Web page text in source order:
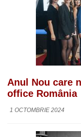
Anul Nou care
office România
1 OCTOMBRIE 2024